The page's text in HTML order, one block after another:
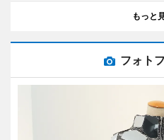
もっと
フォト